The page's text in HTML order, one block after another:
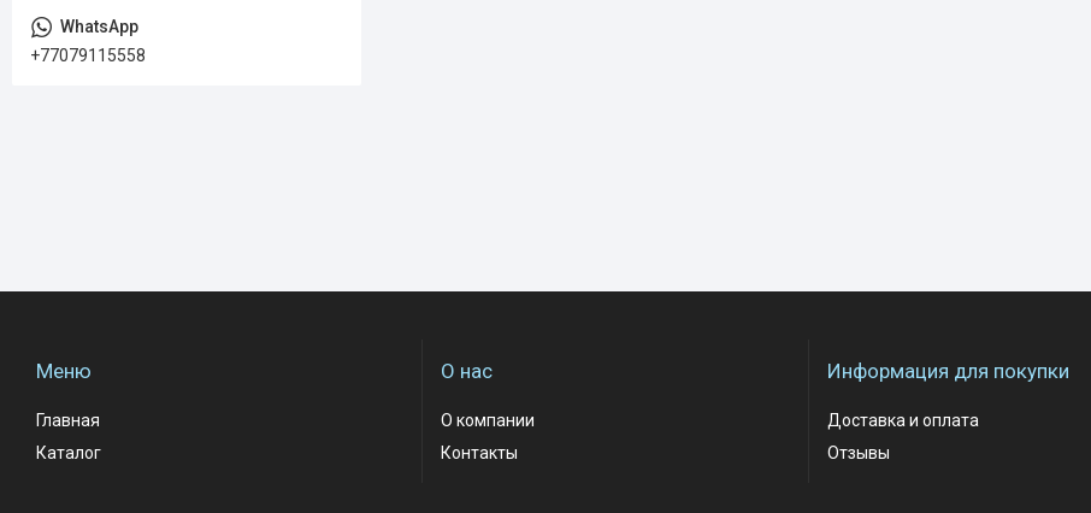
+77079115558
Меню
Главная
Каталог
О нас
О компании
Контакты
Информация для покупки
Доставка и оплата
Отзывы